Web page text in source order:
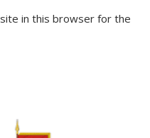
in this browser for the